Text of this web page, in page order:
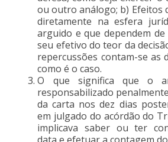
ou outro análogo; b) Efeitos
diretamente na esfera
arguido e que dependem
seu efetivo do teor da
repercussões contam-se as
como é o caso.
O que significa que o
responsabilizado
da carta nos dez dias
em julgado do acórdão do
implicava saber ou ter